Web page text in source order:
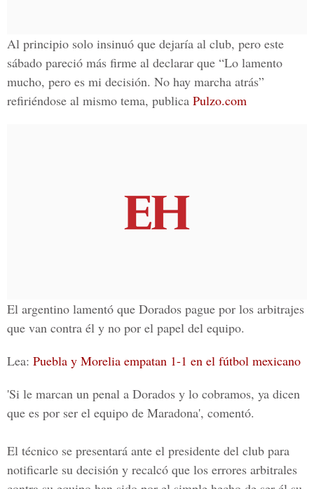
Al principio solo insinuó que dejaría al club, pero este
sábado pareció más firme al declarar que “Lo lamento
mucho, pero es mi decisión. No hay marcha atrás”
refiriéndose al mismo tema, publica Pulzo.com
El argentino lamentó que Dorados pague por los arbitrajes
que van contra él y no por el papel del equipo.
Lea: Puebla y Morelia empatan 1-1 en el fútbol mexicano
'Si le marcan un penal a Dorados y lo cobramos, ya dicen
que es por ser el equipo de Maradona', comentó.
El técnico se presentará ante el presidente del club para
notificarle su decisión y recalcó que los errores arbitrales